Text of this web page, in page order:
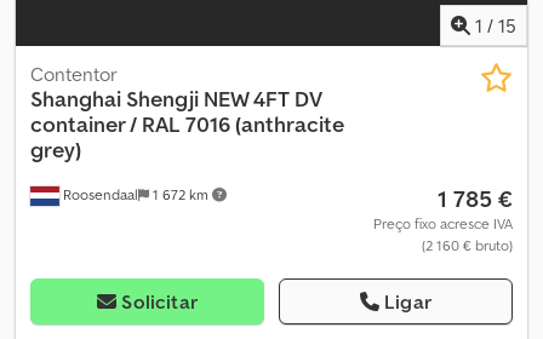
1 / 15
Roosendaal 1 672 km
Contentor
Shanghai Shengji NEW 4FT DV
container / RAL 7016 (anthracite
grey)
1 785 €
Preço fixo acresce IVA
(2 160 € bruto)
Solicitar Ligar